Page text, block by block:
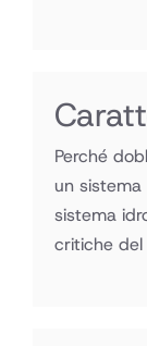
Perché
un sistema
sistema
critiche